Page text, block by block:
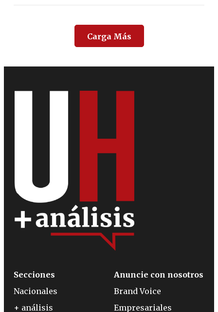
Carga Más
Secciones
Nacionales
+ análisis
Anuncie con nosotros
Brand Voice
Empresariales